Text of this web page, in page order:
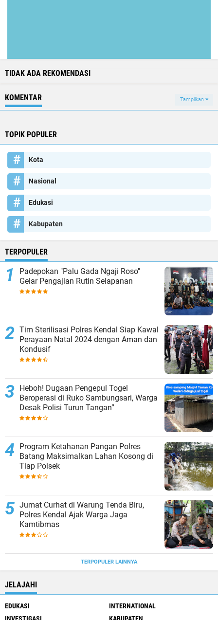
TIDAK ADA REKOMENDASI
KOMENTAR Tampilkan
TOPIK POPULER
Kota
Nasional
Edukasi
Kabupaten
TERPOPULER
Padepokan "Palu Gada Ngaji Roso"
Gelar Pengajian Rutin Selapanan
Tim Sterilisasi Polres Kendal Siap Kawal
Perayaan Natal 2024 dengan Aman dan
Kondusif
Heboh! Dugaan Pengepul Togel
Beroperasi di Ruko Sambungsari, Warga
Desak Polisi Turun Tangan”
Program Ketahanan Pangan Polres
Batang Maksimalkan Lahan Kosong di
Tiap Polsek
Jumat Curhat di Warung Tenda Biru,
Polres Kendal Ajak Warga Jaga
Kamtibmas
TERPOPULER LAINNYA
JELAJAHI
EDUKASI
INTERNATIONAL